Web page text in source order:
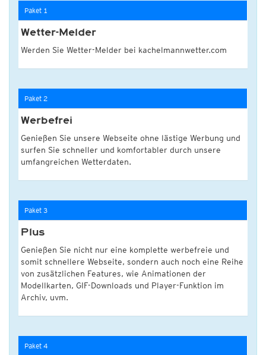
Paket 1
Wetter-Melder
Werden Sie Wetter-Melder bei kachelmannwetter.com
Paket 2
Werbefrei
Genießen Sie unsere Webseite ohne lästige Werbung und
surfen Sie schneller und komfortabler durch unsere
umfangreichen Wetterdaten.
Paket 3
Plus
Genießen Sie nicht nur eine komplette werbefreie und
somit schnellere Webseite, sondern auch noch eine Reihe
von zusätzlichen Features, wie Animationen der
Modellkarten, GIF-Downloads und Player-Funktion im
Archiv, uvm.
Paket 4